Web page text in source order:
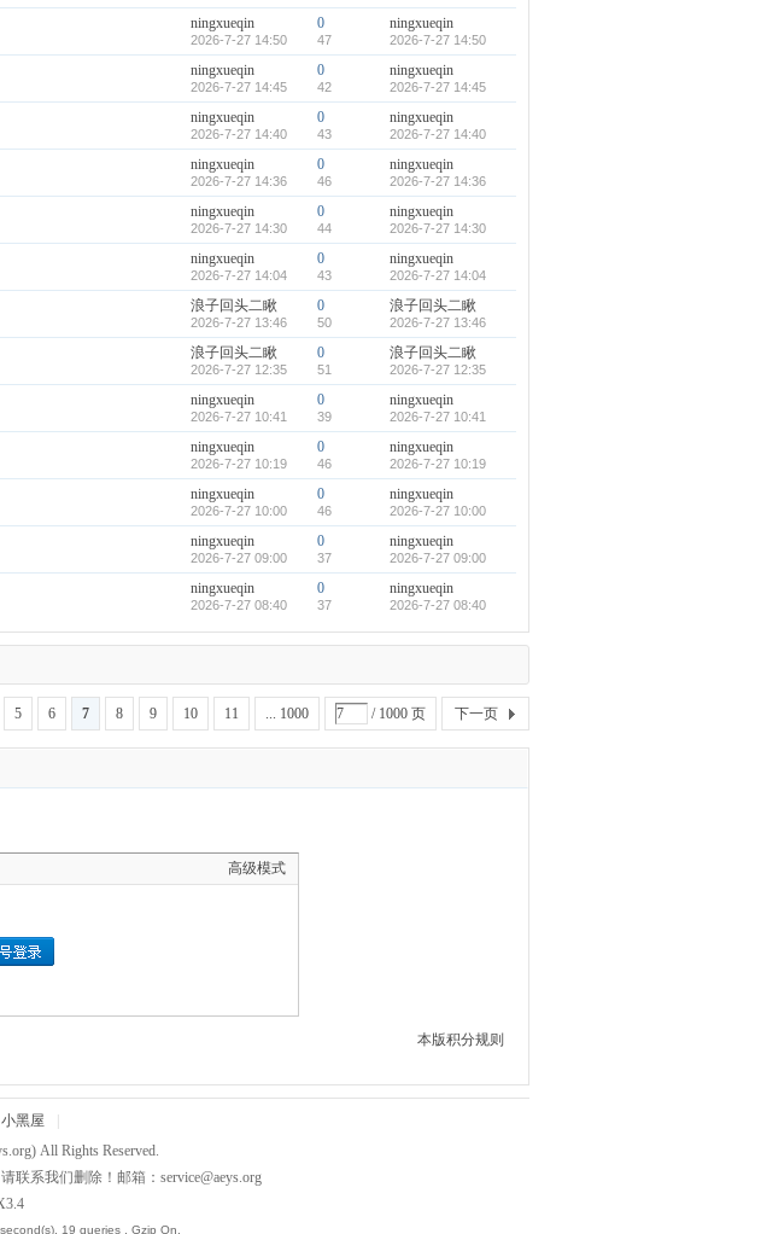
ningxueqin
2026-7-27 14:50
0
47
ningxueqin
2026-7-27 14:50
ningxueqin
2026-7-27 14:45
0
42
ningxueqin
2026-7-27 14:45
ningxueqin
2026-7-27 14:40
0
43
ningxueqin
2026-7-27 14:40
ningxueqin
2026-7-27 14:36
0
46
ningxueqin
2026-7-27 14:36
ningxueqin
2026-7-27 14:30
0
44
ningxueqin
2026-7-27 14:30
ningxueqin
2026-7-27 14:04
0
43
ningxueqin
2026-7-27 14:04
浪子回头二瞅
2026-7-27 13:46
0
50
浪子回头二瞅
2026-7-27 13:46
浪子回头二瞅
2026-7-27 12:35
0
51
浪子回头二瞅
2026-7-27 12:35
ningxueqin
2026-7-27 10:41
0
39
ningxueqin
2026-7-27 10:41
ningxueqin
2026-7-27 10:19
0
46
ningxueqin
2026-7-27 10:19
ningxueqin
2026-7-27 10:00
0
46
ningxueqin
2026-7-27 10:00
ningxueqin
2026-7-27 09:00
0
37
ningxueqin
2026-7-27 09:00
ningxueqin
2026-7-27 08:40
0
37
ningxueqin
2026-7-27 08:40
5 6 7 8 9 10 11 ... 1000 / 1000 页 下一页
高级模式
本版积分规则
小黑屋
All Rights Reserved.
联系我们删除！邮箱： service@aeys.org
19 queries , Gzip On.